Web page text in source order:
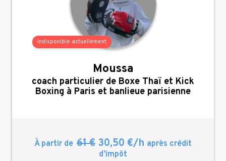
Indisponible actuellement
Moussa
,
coach particulier de Boxe Thaï et Kick
Boxing à Paris et banlieue parisienne
À partir de 61 € 30,50 €/h après crédit
d’impôt